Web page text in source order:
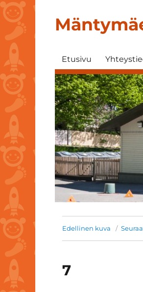
Etusivu
Edellinen kuva
7